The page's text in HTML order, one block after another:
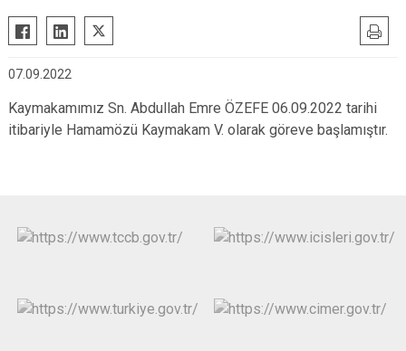
Merzifon
07.09.2022
Kaymakamımız Sn. Abdullah Emre ÖZEFE 06.09.2022 tarihi
itibariyle Hamamözü Kaymakam V. olarak göreve başlamıştır.